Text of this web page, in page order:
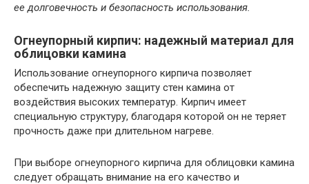
ее долговечность и безопасность использования.
Огнеупорный кирпич: надежный материал для
облицовки камина
Использование огнеупорного кирпича позволяет
обеспечить надежную защиту стен камина от
воздействия высоких температур. Кирпич имеет
специальную структуру, благодаря которой он не теряет
прочность даже при длительном нагреве.
При выборе огнеупорного кирпича для облицовки камина
следует обращать внимание на его качество и